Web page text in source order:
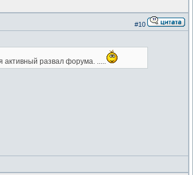
#10
активный развал форума. .....